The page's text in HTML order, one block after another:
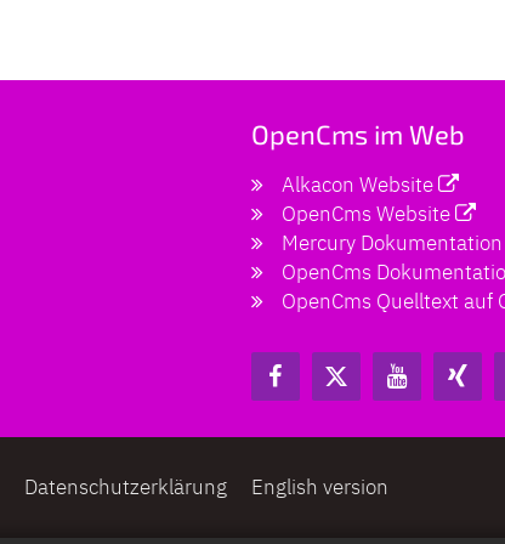
OpenCms im Web
Alkacon Website
OpenCms Website
Mercury Dokumentation
OpenCms
OpenCms Quelltext auf
Datenschutzerklärung English version